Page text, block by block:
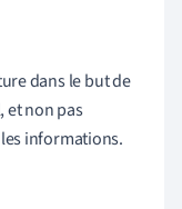
dans le but de
et non pas
informations.